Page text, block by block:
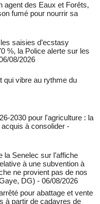
agent des Eaux et Forêts,
fumé pour nourrir sa
saisies d’ecstasy
%, la Police alerte sur les
08/2026
qui vibre au rythme du
2030 pour l'agriculture : la
à consolider -
la Senelec sur l’affiche
à une subvention à
ne provient pas de nos
DG) - 06/08/2026
pour abattage et vente
à partir de cadavres de